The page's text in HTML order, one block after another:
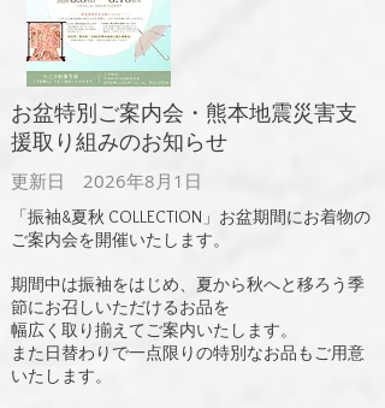
​お盆特別ご案内会・熊本地震災害支
援取り組みのお知らせ
更新日 2026年8月 1日
​「振袖&夏秋 COLLECTION」お盆期間にお着物の
ご案内会を開催いたします。
期間中は振袖をはじめ、夏から秋へと移ろう季
節にお召しいただけるお品を
幅広く取り揃えてご案内いたします。
また日替わりで一点限りの特別なお品もご用意
いたします。